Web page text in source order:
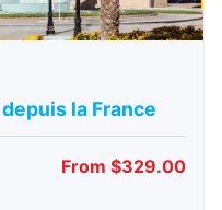
la France
From $329.00